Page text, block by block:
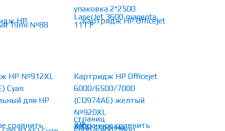
сравнить
HP №912XL
Cyan
для HP
избранное сравнить
Картридж HP Officejet
6000/6500/7000
(CD974AE) желтый
№920XL
(0)